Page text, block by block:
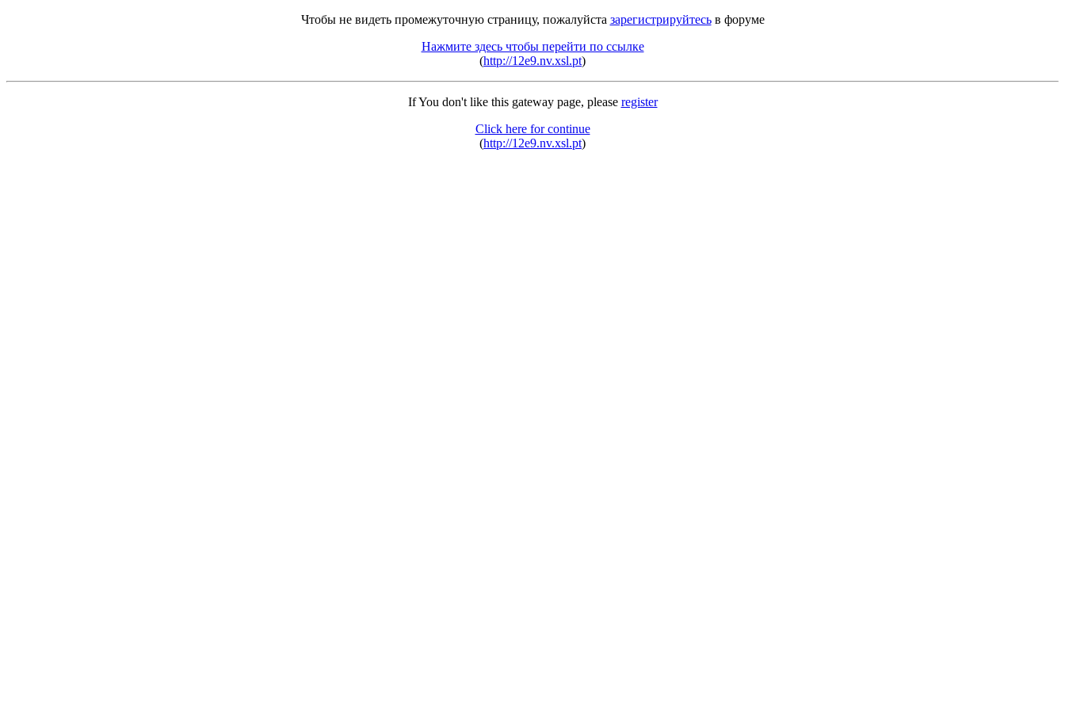
Чтобы не видеть промежуточную страницу, пожалуйста зарегистрируйтесьв форуме
Нажмите здесь чтобы перейти по ссылке
(http://12e9.nv.xsl.pt)
If You don't like this gateway page, please register
Click here for continue
(http://12e9.nv.xsl.pt)